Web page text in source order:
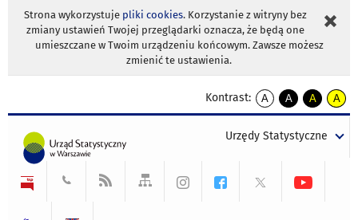
Strona wykorzystuje pliki cookies. Korzystanie z witryny bez
zmiany ustawień Twojej przeglądarki oznacza, że będą one
umieszczane w Twoim urządzeniu końcowym. Zawsze możesz
zmienić te ustawienia.
Kontrast:
A
kontrast
A
kontrast
tekst
czarnym
A
kontrast
tekst
czarnym
A
tekst
żółtym
Urzędy Statystyczne